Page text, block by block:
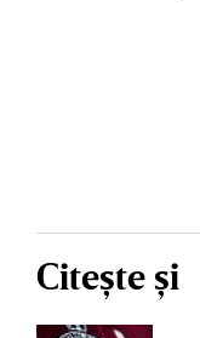
Citește și